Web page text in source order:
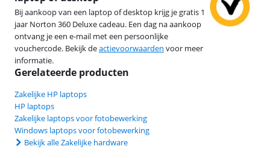
Bij aankoop van een laptop of desktop krijg je gratis 1
jaar Norton 360 Deluxe cadeau. Een dag na aankoop
ontvang je een e-mail met een persoonlijke
vouchercode. Bekijk deactievoorwaarden voor meer
informatie.
Gerelateerde producten
Zakelijke HP laptops
HP laptops
Zakelijke laptops voor fotobewerking
Windows laptops voor fotobewerking
Bekijk alle Zakelijke hardware